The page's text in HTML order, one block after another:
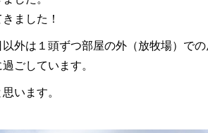
ました！
外は１頭ずつ部屋の外（放牧場）で
ごしています。
います。